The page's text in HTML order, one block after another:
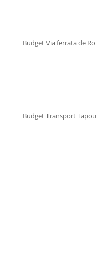
Budget Via ferrata de
Budget Transport